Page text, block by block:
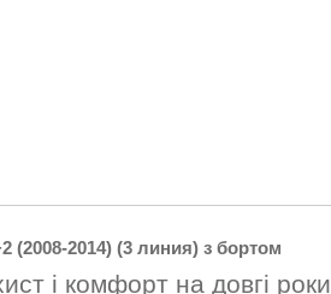
(2008-2014) (3 линия) з бортом
і комфорт на довгі роки